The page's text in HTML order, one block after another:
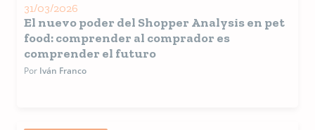
31/03/2026
El nuevo poder del Shopper Analysis en pet
food: comprender al comprador es
comprender el futuro
Por Iván Franco